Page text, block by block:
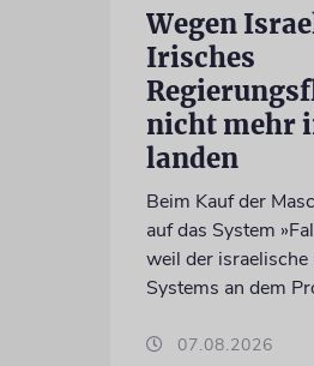
Wegen
Irisches
nicht mehr
landen
Beim Kauf der
auf das System
weil der
Systems an dem
07.08.2026